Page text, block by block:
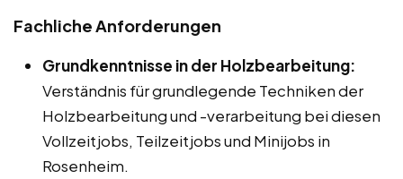
Fachliche Anforderungen
Grundkenntnisse in der Holzbearbeitung:
Verständnis für grundlegende Techniken der
Holzbearbeitung und -verarbeitung bei diesen
Vollzeitjobs, Teilzeitjobs und Minijobs in
Rosenheim.